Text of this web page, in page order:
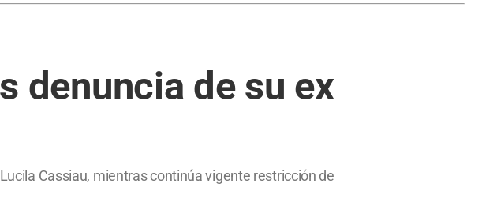
denuncia de su ex
Cassiau, mientras continúa vigente restricción de